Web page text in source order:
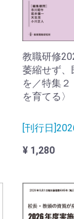
教職研修
萎縮せず、
を／特集
を育てる〉
[刊行日
¥ 1,280